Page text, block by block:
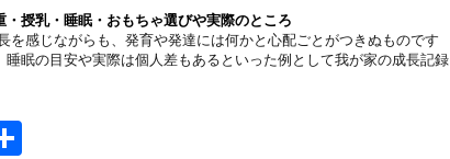
・授乳・睡眠・おもちゃ選びや実際のところ
を感じながらも、発育や発達には何かと心配ごとがつきぬものです
睡眠の目安や実際は個人差もあるといった例として我が家の成長記録